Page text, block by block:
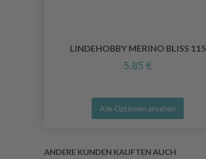
LINDEHOBBY MERINO BLISS 115
5.85 €
Alle Optionen ansehen
ANDERE KUNDEN KAUFTEN AUCH